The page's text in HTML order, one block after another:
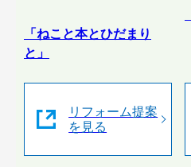
「ねこと本とひだまり
と」
リフォーム提案
を見る